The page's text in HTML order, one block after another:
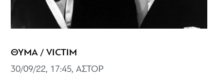
ΘΥΜΑ / VICTIM
30/09/22, 17:45, ΑΣΤΟΡ